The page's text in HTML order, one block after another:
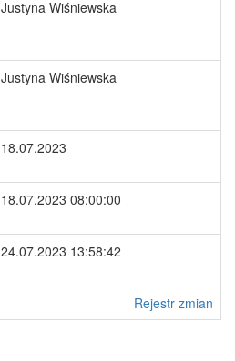
Justyna Wiśniewska
Justyna Wiśniewska
18.07.2023
18.07.2023 08:00:00
24.07.2023 13:58:42
Rejestr zmian